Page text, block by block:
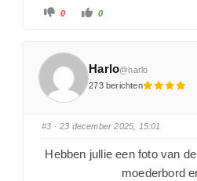
0 0
Harlo@harlo
273 berichten
#3 · 23 december 2025, 15:01
Hebben jullie een foto van
moederbord